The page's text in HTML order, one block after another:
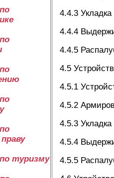
туризму
4.4.3
4.4.4
4.4.5
4.5
4.5.1
4.5.2
4.5.3
4.5.4
4.5.5